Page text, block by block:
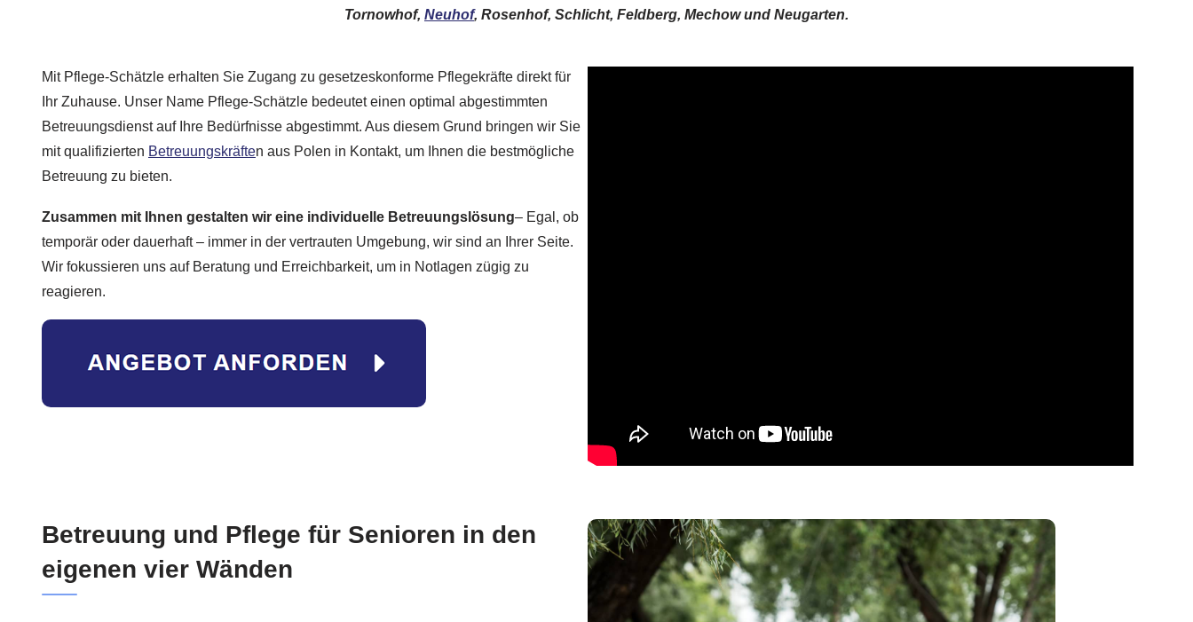
Tornowhof, Neuhof, Rosenhof, Schlicht, Feldberg, Mechow und Neugarten.
Mit Pflege-Schätzle erhalten Sie Zugang zu gesetzeskonforme Pflegekräfte direkt für
Ihr Zuhause. Unser Name Pflege-Schätzle bedeutet einen optimal abgestimmten
Betreuungsdienst auf Ihre Bedürfnisse abgestimmt. Aus diesem Grund bringen wir Sie
mit qualifizierten Betreuungskräften aus Polen in Kontakt, um Ihnen die bestmögliche
Betreuung zu bieten.
Zusammen mit Ihnen gestalten wir eine individuelle Betreuungslösung– Egal, ob
temporär oder dauerhaft – immer in der vertrauten Umgebung, wir sind an Ihrer Seite.
Wir fokussieren uns auf Beratung und Erreichbarkeit, um in Notlagen zügig zu
reagieren.
Betreuung und Pflege für Senioren in den
eigenen vier Wänden